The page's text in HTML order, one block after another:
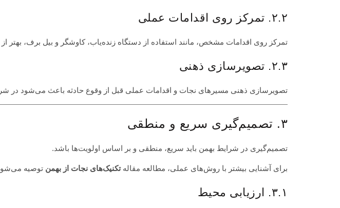
۲.۲. تمرکز روی اقدامات عملی
تمرکز روی اقدامات مشخص، مانند استفاده از دستگاه زنده‌یاب، کاوشگر و بیل برف،
۲.۳. تصویرسازی ذهنی
تصویرسازی ذهنی مسیرهای نجات و اقدامات عملی قبل از وقوع حادثه باعث می‌شود در
۳. تصمیم‌گیری سریع و منطقی
تصمیم‌گیری در شرایط بهمن باید سریع، منطقی و بر اساس اولویت‌ها باشد.
برای آشنایی بیشتر با روش‌های عملی، مطالعه مقالهتکنیک‌های نجات از بهمن توصیه
۳.۱. ارزیابی محیط